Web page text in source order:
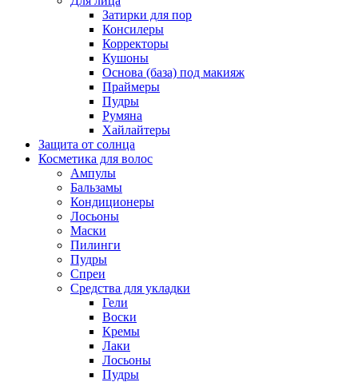
Затирки для пор
Консилеры
Корректоры
Кушоны
Основа (база) под макияж
Праймеры
Пудры
Румяна
Хайлайтеры
Защита от солнца
Косметика для волос
Ампулы
Бальзамы
Кондиционеры
Лосьоны
Маски
Пилинги
Пудры
Спреи
Средства для укладки
Гели
Воски
Кремы
Лаки
Лосьоны
Пудры